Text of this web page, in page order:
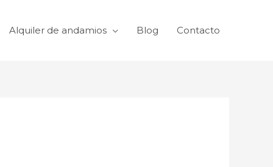
Alquiler de andamios Blog Contacto